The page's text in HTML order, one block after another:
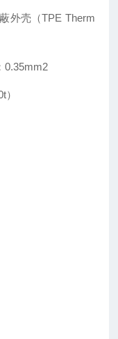
外壳（TPE Therm
0.35mm2